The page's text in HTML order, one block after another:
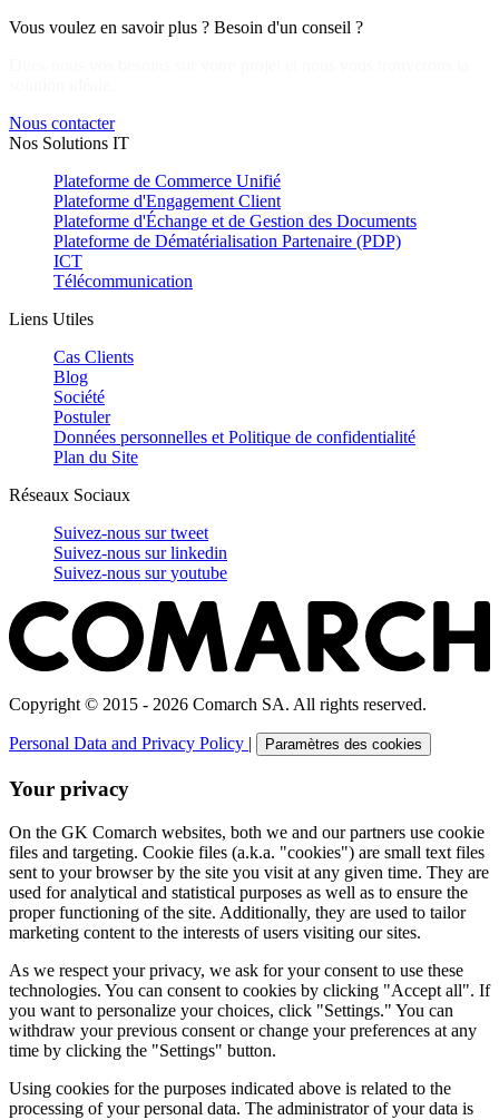
Vous voulez en savoir plus ? Besoin d'un conseil ?
Nous contacter
Nos Solutions IT
Plateforme de Commerce Unifié
Plateforme d'Engagement Client
Plateforme d'Échange et de Gestion des Documents
Plateforme de Dématérialisation Partenaire (PDP)
ICT
Télécommunication
Liens Utiles
Cas Clients
Blog
Société
Postuler
Données personnelles et Politique de confidentialité
Plan du Site
Réseaux Sociaux
Suivez-nous surtweet
Suivez-nous surlinkedin
Suivez-nous suryoutube
Copyright © 2015 - 2026 Comarch SA. All rights reserved.
Personal Data and Privacy Policy | Paramètres des cookies
Your privacy
On the GK Comarch websites, both we and our partners use cookie
files and targeting. Cookie files (a.k.a. "cookies") are small text files
sent to your browser by the site you visit at any given time. They are
used for analytical and statistical purposes as well as to ensure the
proper functioning of the site. Additionally, they are used to tailor
marketing content to the interests of users visiting our sites.
As we respect your privacy, we ask for your consent to use these
technologies. You can consent to cookies by clicking "Accept all". If
you want to personalize your choices, click "Settings." You can
withdraw your previous consent or change your preferences at any
time by clicking the "Settings" button.
Using cookies for the purposes indicated above is related to the
processing of your personal data. The administrator of your data is